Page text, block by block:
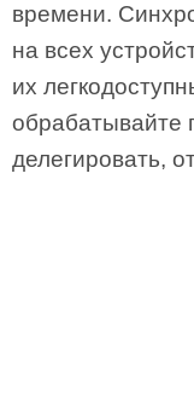
времени.
на всех
их
обрабатывайте
делегировать,